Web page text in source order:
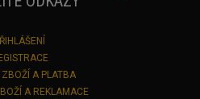
ZBOŽÍ A PLATBA
A REKLAMACE